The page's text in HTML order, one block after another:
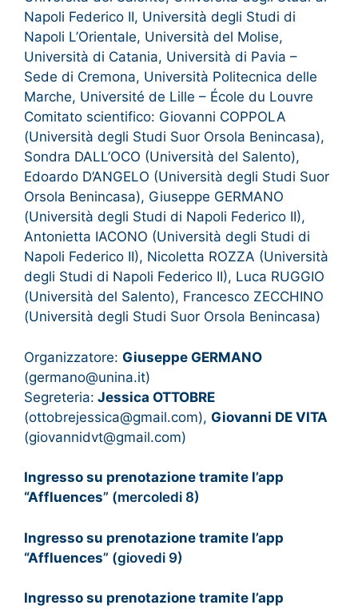
Napoli Federico II, Università degli Studi di
Napoli L’Orientale, Università del Molise,
Università di Catania, Università di Pavia –
Sede di Cremona, Università Politecnica delle
Marche, Université de Lille – École du Louvre
Comitato scientifico: Giovanni COPPOLA
(Università degli Studi Suor Orsola Benincasa),
Sondra DALL’OCO (Università del Salento),
Edoardo D’ANGELO (Università degli Studi Suor
Orsola Benincasa), Giuseppe GERMANO
(Università degli Studi di Napoli Federico II),
Antonietta IACONO (Università degli Studi di
Napoli Federico II), Nicoletta ROZZA (Università
degli Studi di Napoli Federico II), Luca RUGGIO
(Università del Salento), Francesco ZECCHINO
(Università degli Studi Suor Orsola Benincasa)
Organizzatore: Giuseppe GERMANO
(germano@unina.it)
Segreteria: Jessica OTTOBRE
(ottobrejessica@gmail.com), Giovanni DE VITA
(giovannidvt@gmail.com)
Ingresso su prenotazione tramite l’app
“Affluences” (mercoledi 8)
Ingresso su prenotazione tramite l’app
“Affluences” (giovedi 9)
Ingresso su prenotazione tramite l’app